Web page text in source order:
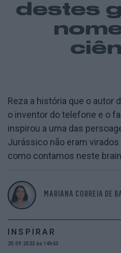
destes
Reza a história que o autor
o inventor do telefone e o
inspirou a uma das
Jurássico não eram
como contamos neste
MARIANA CORREIA DE
INSPIRAR
20.09.2023 às 14h43